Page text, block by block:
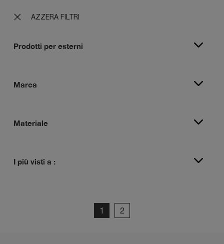
AZZERA FILTRI
Prodotti per esterni
Marca
Materiale
I più visti a :
1 2